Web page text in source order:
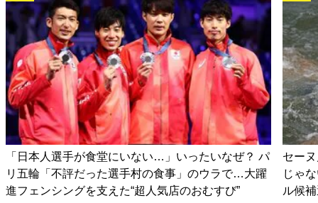
「日本人選手が食堂にいない…」いったいなぜ？ パ
リ五輪「不評だった選手村の食事」のウラで…大躍
進フェンシングを支えた“超人気店のおむすび”
セー
じゃ
ル候